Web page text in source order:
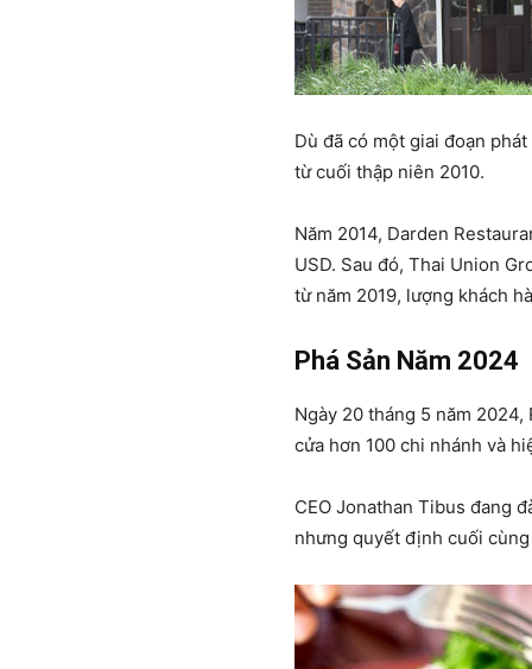
Dù đã có một giai đoạn
từ cuối thập niên 2010.
Năm 2014, Darden
USD. Sau đó, Thai Union
từ năm 2019, lượng khách
Phá Sản Năm 2024
Ngày 20 tháng 5 năm
cửa hơn 100 chi nhánh và
CEO Jonathan Tibus đang
nhưng quyết định cuối